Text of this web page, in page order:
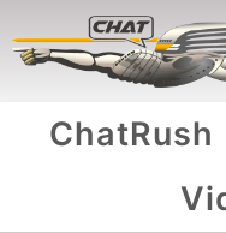
ChatRush